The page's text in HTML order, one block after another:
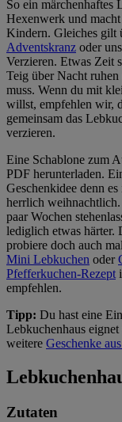
So ein märchenhaftes
Hexenwerk und
Kindern. Gleiches gilt
Adventskranz oder
Verzieren. Etwas Zeit
Teig über Nacht
muss. Wenn du mit
willst, empfehlen wir,
gemeinsam das
verzieren.
Eine Schablone zum
PDF herunterladen.
Geschenkidee denn
herrlich weihnachtlich.
paar Wochen
lediglich etwas härter.
probiere doch auch
Mini Lebkuchen oder
Pfefferkuchen-Rezept
empfehlen.
Tipp: Du hast eine
Lebkuchenhaus
weitere Geschenke
Zutaten